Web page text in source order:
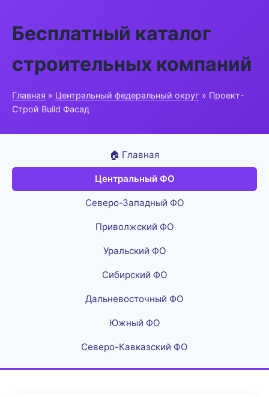
Бесплатный каталог
строительных компаний
Главная » Центральный федеральный округ » Проект-
Строй Build Фасад
🏠 Главная
Центральный ФО
Северо-Западный ФО
Приволжский ФО
Уральский ФО
Сибирский ФО
Дальневосточный ФО
Южный ФО
Северо-Кавказский ФО